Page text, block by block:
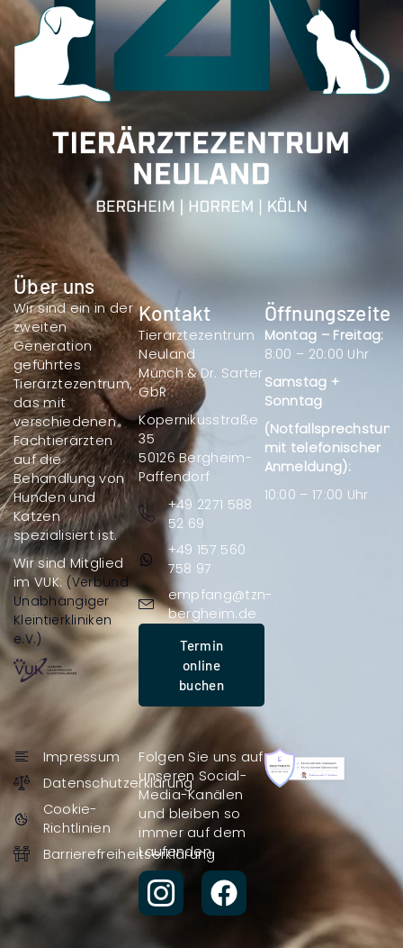
Über uns
Wir sind ein in der
zweiten
Generation
geführtes
Tierärztezentrum,
das mit
verschiedenen
Fachtierärzten
auf die
Behandlung von
Hunden und
Katzen
spezialisiert ist.
Wir sind Mitglied
im VUK: (Verbund
Unabhängiger
Kleintierkliniken
e.V.)
Kontakt
Tierärztezentrum
Neuland
Münch & Dr. Sarter
GbR
Kopernikusstraße
35
50126 Bergheim-
Paffendorf
+49 2271 588
52 69
+49 157 560
758 97
empfang@tzn-
bergheim.de
Termin
online
buchen
Öffnungszeiten
Montag – Freitag:
8:00 – 20:00 Uhr
Samstag +
Sonntag
mit telefonischer
Anmeldung):
10:00 – 17:00 Uhr
Impressum
Datenschutzerklärung
Cookie-
Richtlinien
Barrierefreiheitserklärung
Folgen Sie uns auf
unseren Social-
Media-Kanälen
und bleiben so
immer auf dem
Laufenden.